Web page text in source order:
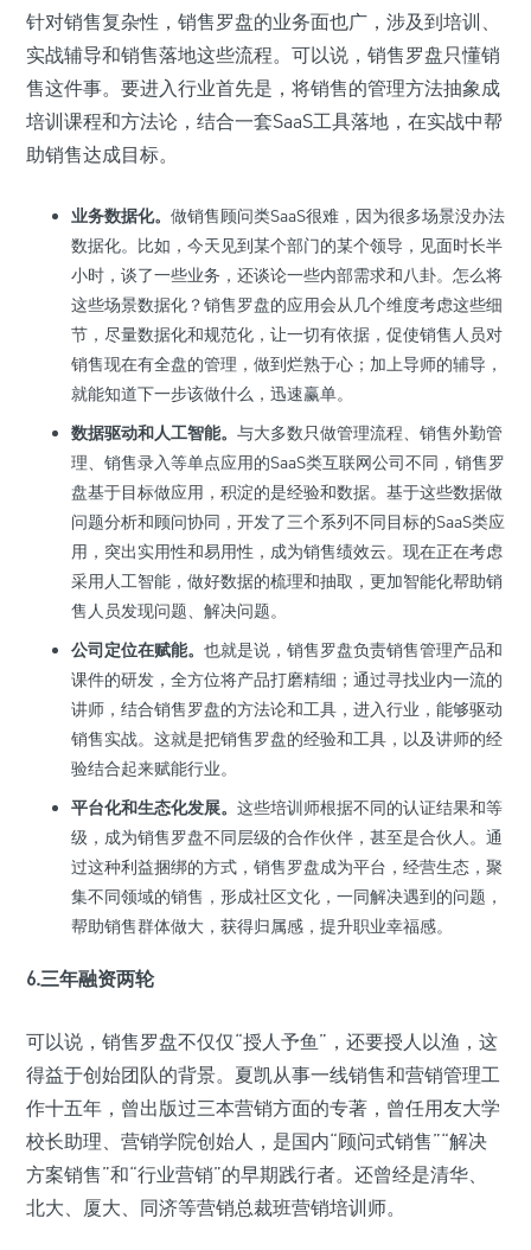
针对销售复杂性，销售罗盘的业务面也广，涉及到培训、
实战辅导和销售落地这些流程。可以说，销售罗盘只懂销
售这件事。要进入行业首先是，将销售的管理方法抽象成
培训课程和方法论，结合一套SaaS工具落地，在实战中帮
助销售达成目标。
业务数据化。 做销售顾问类SaaS很难，因为很多场景没办法
数据化。比如，今天见到某个部门的某个领导，见面时长半
小时，谈了一些业务，还谈论一些内部需求和八卦。怎么将
这些场景数据化？销售罗盘的应用会从几个维度考虑这些细
节，尽量数据化和规范化，让一切有依据，促使销售人员对
销售现在有全盘的管理，做到烂熟于心；加上导师的辅导，
就能知道下一步该做什么，迅速赢单。
数据驱动和人工智能。 与大多数只做管理流程、销售外勤管
理、销售录入等单点应用的SaaS类互联网公司不同，销售罗
盘基于目标做应用，积淀的是经验和数据。基于这些数据做
问题分析和顾问协同，开发了三个系列不同目标的SaaS类应
用，突出实用性和易用性，成为销售绩效云。现在正在考虑
采用人工智能，做好数据的梳理和抽取，更加智能化帮助销
售人员发现问题、解决问题。
公司定位在赋能。 也就是说，销售罗盘负责销售管理产品和
课件的研发，全方位将产品打磨精细；通过寻找业内一流的
讲师，结合销售罗盘的方法论和工具，进入行业，能够驱动
销售实战。这就是把销售罗盘的经验和工具，以及讲师的经
验结合起来赋能行业。
平台化和生态化发展。 这些培训师根据不同的认证结果和等
级，成为销售罗盘不同层级的合作伙伴，甚至是合伙人。通
过这种利益捆绑的方式，销售罗盘成为平台，经营生态，聚
集不同领域的销售，形成社区文化，一同解决遇到的问题，
帮助销售群体做大，获得归属感，提升职业幸福感。
6.三年融资两轮
可以说，销售罗盘不仅仅“授人予鱼”，还要授人以渔，这
得益于创始团队的背景。夏凯从事一线销售和营销管理工
作十五年，曾出版过三本营销方面的专著，曾任用友大学
校长助理、营销学院创始人，是国内“顾问式销售”“解决
方案销售”和“行业营销”的早期践行者。还曾经是清华、
北大、厦大、同济等营销总裁班营销培训师。